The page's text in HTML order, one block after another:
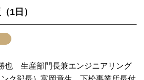
1日）
也 生産部門長兼エンジニアリング